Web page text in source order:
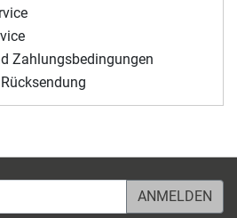
Zahlungsbedingungen